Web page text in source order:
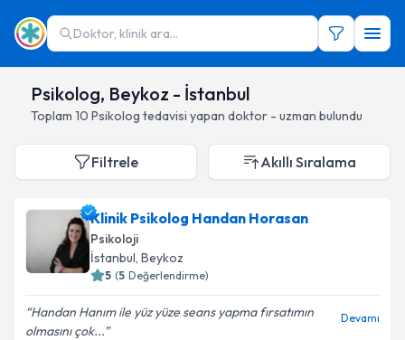
Doktor, klinik ara...
Psikolog, Beykoz - İstanbul
Toplam 10 Psikolog tedavisi yapan doktor - uzman bulundu
Filtrele Akıllı Sıralama
Klinik Psikolog Handan Horasan
Psikoloji
İstanbul, Beykoz
5 (5 Değerlendirme)
Handan Hanım ile yüz yüze seans yapma fırsatımın
olmasını çok...
Devamı